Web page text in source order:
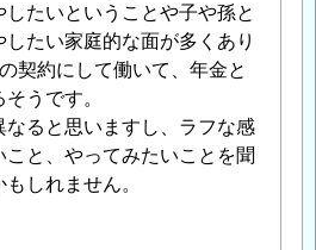
したいということや子や孫と
たい家庭的な面が多くあり
契約にして働いて、年金と
うです。
なると思いますし、ラフな感
こと、やってみたいことを聞
しれません。